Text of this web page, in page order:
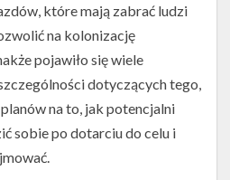
które mają zabrać ludzi
na kolonizację
pojawiło się wiele
dotyczących tego,
na to, jak potencjalni
sobie po dotarciu do celu i